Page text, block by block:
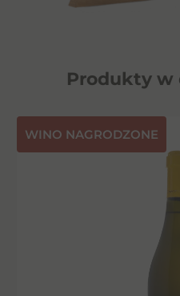
Produkty w
⁠WINO NAGRODZONE